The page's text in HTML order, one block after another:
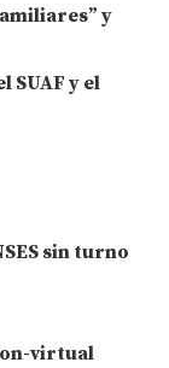
y
SUAF y el
sin turno
virtual